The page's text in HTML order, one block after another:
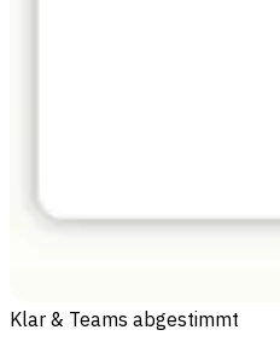
Klar & Teams abgestimmt